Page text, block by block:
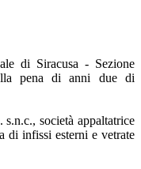
di Siracusa - Sezione
pena di anni due di
società appaltatrice
di infissi esterni e vetrate